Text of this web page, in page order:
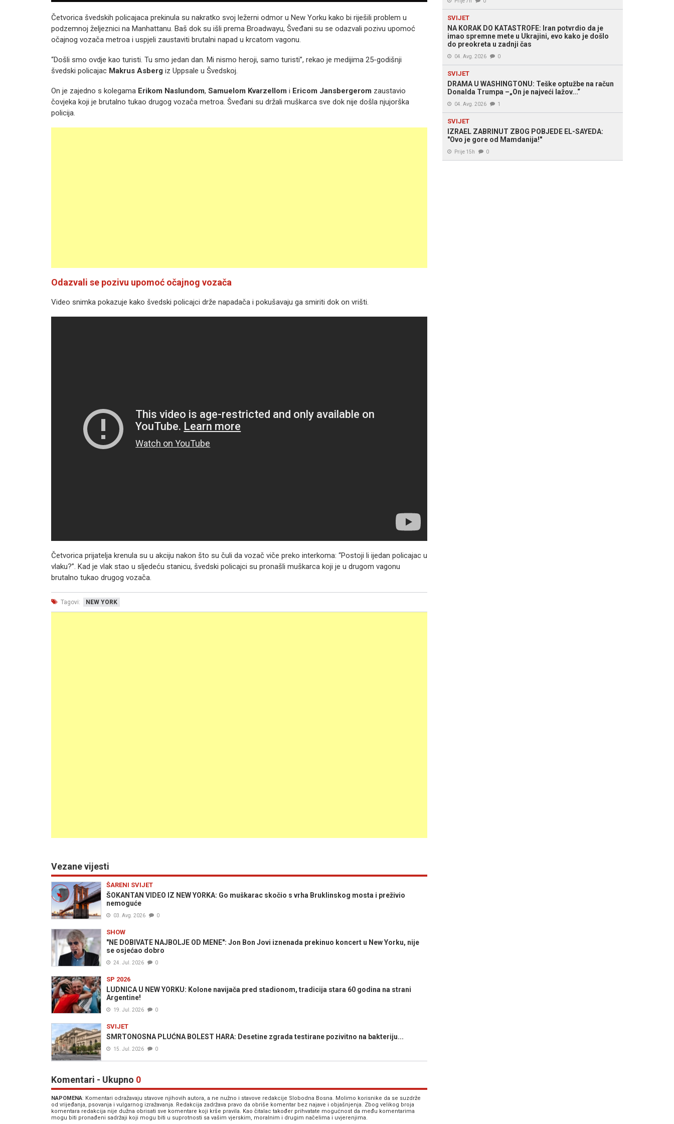
Četvorica švedskih policajaca prekinula su nakratko svoj ležerni odmor u New Yorku kako bi riješili problem u
podzemnoj željeznici na Manhattanu. Baš dok su išli prema Broadwayu, Šveđani su se odazvali pozivu upomoć
očajnog vozača metroa i uspjeli zaustaviti brutalni napad u krcatom vagonu.
“Došli smo ovdje kao turisti. Tu smo jedan dan. Mi nismo heroji, samo turisti”, rekao je medijima 25-godišnji
švedski policajac Makrus Asberg iz Uppsale u Švedskoj.
On je zajedno s kolegama Erikom Naslundom, Samuelom Kvarzellom i Ericom Jansbergerom zaustavio
čovjeka koji je brutalno tukao drugog vozača metroa. Šveđani su držali muškarca sve dok nije došla njujorška
policija.
Odazvali se pozivu upomoć očajnog vozača
Video snimka pokazuje kako švedski policajci drže napadača i pokušavaju ga smiriti dok on vrišti.
Četvorica prijatelja krenula su u akciju nakon što su čuli da vozač viče preko interkoma: “Postoji li ijedan policajac u
vlaku?”. Kad je vlak stao u sljedeću stanicu, švedski policajci su pronašli muškarca koji je u drugom vagonu
brutalno tukao drugog vozača.
Tagovi: NEW YORK
Vezane vijesti
ŠARENI SVIJET
ŠOKANTAN VIDEO IZ NEW YORKA: Go muškarac skočio s vrha Bruklinskog mosta i preživio
nemoguće
03. Avg. 2026 0
SHOW
"NE DOBIVATE NAJBOLJE OD MENE": Jon Bon Jovi iznenada prekinuo koncert u New Yorku, nije
se osjećao dobro
24. Jul. 2026 0
SP 2026
LUDNICA U NEW YORKU: Kolone navijača pred stadionom, tradicija stara 60 godina na strani
Argentine!
19. Jul. 2026 0
SVIJET
SMRTONOSNA PLUĆNA BOLEST HARA: Desetine zgrada testirane pozivitno na bakteriju...
15. Jul. 2026 0
Komentari - Ukupno 0
NAPOMENA: Komentari odražavaju stavove njihovih autora, a ne nužno i stavove redakcije Slobodna Bosna. Molimo korisnike da se suzdrže
od vrijeđanja, psovanja i vulgarnog izražavanja. Redakcija zadržava pravo da obriše komentar bez najave i objašnjenja. Zbog velikog broja
komentara redakcija nije dužna obrisati sve komentare koji krše pravila. Kao čitalac također prihvatate mogućnost da među komentarima
mogu biti pronađeni sadržaji koji mogu biti u suprotnosti sa vašim vjerskim, moralnim i drugim načelima i uvjerenjima.
SVIJET
NA KORAK DO KATASTROFE: Iran potvrdio da je
imao spremne mete u Ukrajini, evo kako je došlo
do preokreta u zadnji čas
04. Avg. 2026 0
SVIJET
DRAMA U WASHINGTONU: Teške optužbe na račun
Donalda Trumpa –„On je najveći lažov...“
04. Avg. 2026 1
SVIJET
IZRAEL ZABRINUT ZBOG POBJEDE EL-SAYEDA:
"Ovo je gore od Mamdanija!"
Prije 15h 0